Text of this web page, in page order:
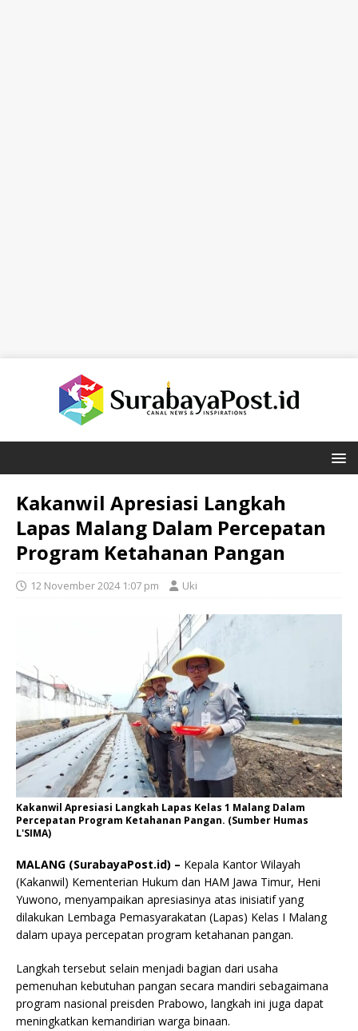
Kakanwil Apresiasi Langkah
Lapas Malang Dalam Percepatan
Program Ketahanan Pangan
12 November 2024 1:07 pm Uki
Kakanwil Apresiasi Langkah Lapas Kelas 1 Malang Dalam
Percepatan Program Ketahanan Pangan. (Sumber Humas
L'SIMA)
MALANG (SurabayaPost.id) – Kepala Kantor Wilayah
(Kakanwil) Kementerian Hukum dan HAM Jawa Timur, Heni
Yuwono, menyampaikan apresiasinya atas inisiatif yang
dilakukan Lembaga Pemasyarakatan (Lapas) Kelas I Malang
dalam upaya percepatan program ketahanan pangan.
Langkah tersebut selain menjadi bagian dari usaha
pemenuhan kebutuhan pangan secara mandiri sebagaimana
program nasional preisden Prabowo, langkah ini juga dapat
meningkatkan kemandirian warga binaan.